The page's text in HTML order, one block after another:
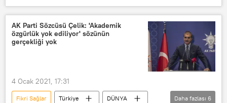
Haberler
AK Parti
İlker Başbuğ
Can Ataklı
Darbe
AK Parti Sözcüsü Çelik: 'Akademik
özgürlük yok ediliyor' sözünün
gerçekliği yok
4 Ocak 2021, 17:31
Fikri Sağlar Türkiye
DÜNYA
Daha fazlası 6